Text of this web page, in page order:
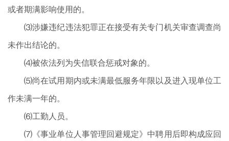
或者期满影响使用的。
⑶涉嫌违纪违法犯罪正在接受有关专门机关审查调查尚
未作出结论的。
⑷被依法列为失信联合惩戒对象的。
⑸尚在试用期内或未满最低服务年限以及进入现单位工
作未满一年的。
⑹工勤人员。
⑺《事业单位人事管理回避规定》中聘用后即构成应回